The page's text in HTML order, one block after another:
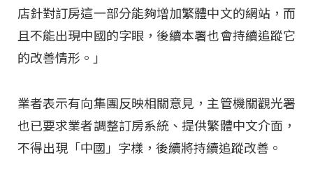
店針對訂房這一部分能夠增加繁體中文的網站，而
且不能出現中國的字眼，後續本署也會持續追蹤它
的改善情形。」
業者表示有向集團反映相關意見，主管機關觀光署
也已要求業者調整訂房系統、提供繁體中文介面，
不得出現「中國」字樣，後續將持續追蹤改善。